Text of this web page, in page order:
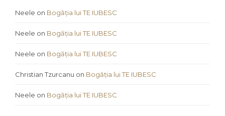
Neele on Bogăția lui TE IUBESC
Neele on Bogăția lui TE IUBESC
Neele on Bogăția lui TE IUBESC
Christian Tzurcanu on Bogăția lui TE IUBESC
Neele on Bogăția lui TE IUBESC